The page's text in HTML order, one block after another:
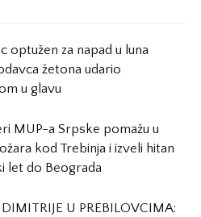
optužen za napad u luna
žetona udario
u glavu
MUP-a Srpske pomažu u
kod Trebinja i izveli hitan
let do Beograda
U PREBILOVCIMA: